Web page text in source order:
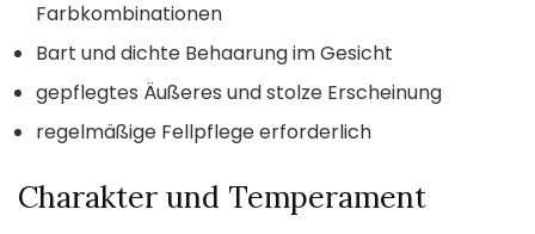
Farbkombinationen
Bart und dichte Behaarung im Gesicht
gepflegtes Äußeres und stolze Erscheinung
regelmäßige Fellpflege erforderlich
Charakter und Temperament